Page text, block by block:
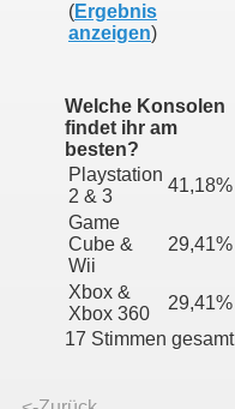
(Ergebnis
anzeigen)
Welche Konsolen
findet ihr am
besten?
Playstation
2 & 3
41,18%
Game
Cube &
Wii
29,41%
Xbox &
Xbox 360
29,41%
17 Stimmen gesamt